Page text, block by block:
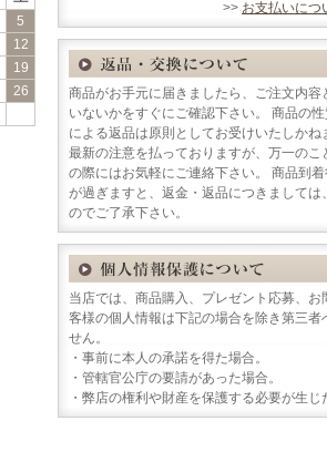
5
12
19
26
>> お支払いにつ
商品がお手元に届きましたら、ご注文内
いないかをすぐにご確認下さい。 商品の
による返品は原則としてお受けいたしか
最新の注意を払っておりますが、万一の
の際にはお気軽にご連絡下さい。 商品到
が過ぎますと、返金・返品につきまして
のでご了承下さい。
当店では、商品購入、プレゼント応募、
客様の個人情報は下記の場合を除き第三
せん。
・事前に本人の承諾を得た場合。
・管轄官公庁の要請があった場合。
・弊店の権利や財産を保護する必要が生じ